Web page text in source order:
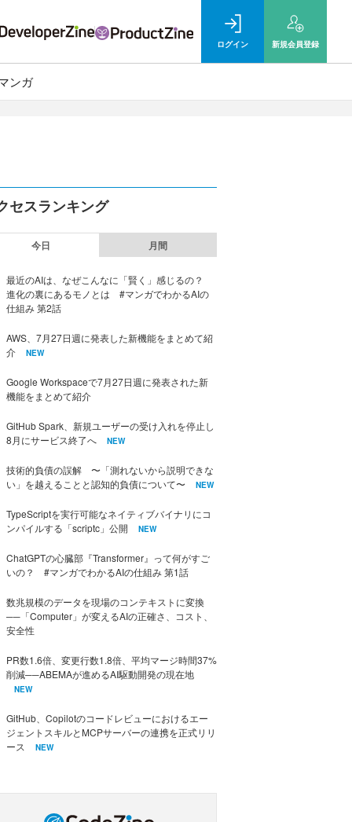
ログイン 新規会員登録
ンガ
セスランキング
今日 月間
最近のAIは、なぜこんなに「賢く」感じるの？
進化の裏にあるモノとは #マンガでわかるAIの
仕組み 第2話
AWS、7月27日週に発表した新機能をまとめて紹
介
NEW
Google Workspaceで7月27日週に発表された新
機能をまとめて紹介
GitHub Spark、新規ユーザーの受け入れを停止し
8月にサービス終了へ
NEW
技術的負債の誤解 〜「測れないから説明できな
い」を越えることと認知的負債について〜
NEW
TypeScriptを実行可能なネイティブバイナリにコ
ンパイルする「scriptc」公開
NEW
ChatGPTの心臓部『Transformer』って何がすご
いの？ #マンガでわかるAIの仕組み 第1話
数兆規模のデータを現場のコンテキストに変換
──「Computer」が変えるAIの正確さ、コスト、
安全性
PR数1.6倍、変更行数1.8倍、平均マージ時間37%
削減──ABEMAが進めるAI駆動開発の現在地
NEW
GitHub、Copilotのコードレビューにおけるエー
ジェントスキルとMCPサーバーの連携を正式リリ
ース
NEW